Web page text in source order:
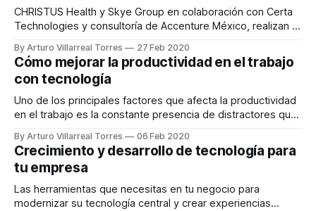
CHRISTUS Health y Skye Group en colaboración con Certa
Technologies y consultoría de Accenture México, realizan la
By Arturo Villarreal Torres 27 Feb 2020
Cómo mejorar la productividad en el trabajo
con tecnología
Uno de los principales factores que afecta la productividad
en el trabajo es la constante presencia de distractores que
By Arturo Villarreal Torres 06 Feb 2020
Crecimiento y desarrollo de tecnología para
tu empresa
Las herramientas que necesitas en tu negocio para
modernizar su tecnología central y crear experiencias